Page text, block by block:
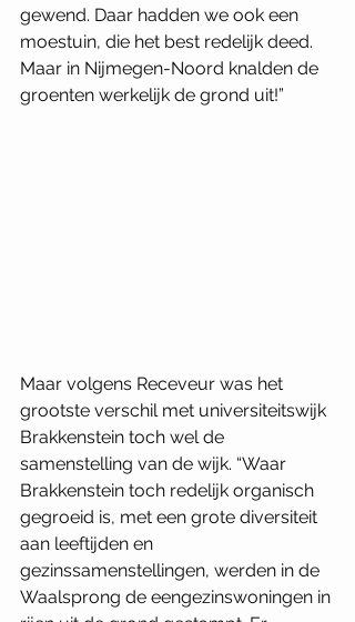
gewend. Daar hadden we ook een
moestuin, die het best redelijk deed.
Maar in Nijmegen-Noord knalden de
groenten werkelijk de grond uit!”
Maar volgens Receveur was het
grootste verschil met universiteitswijk
Brakkenstein toch wel de
samenstelling van de wijk. “Waar
Brakkenstein toch redelijk organisch
gegroeid is, met een grote diversiteit
aan leeftijden en
gezinssamenstellingen, werden in de
Waalsprong de eengezinswoningen in